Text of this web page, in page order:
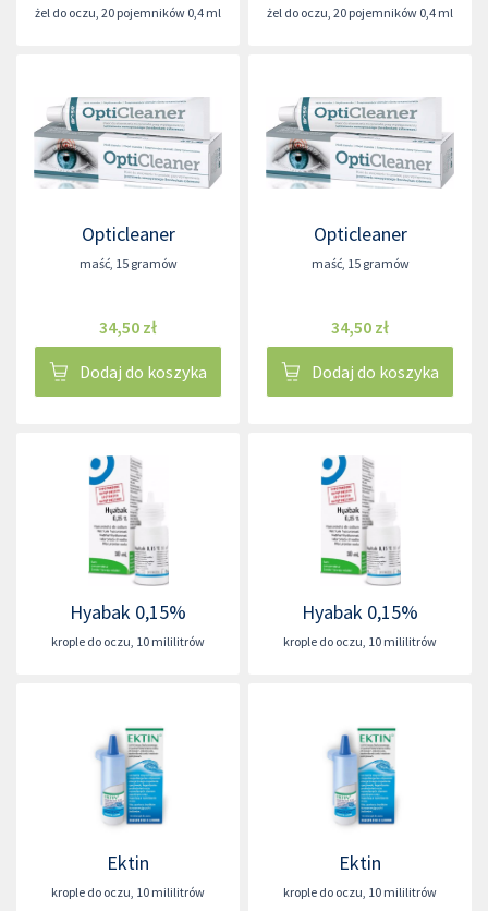
żel do oczu, 20 pojemników 0,4 ml żel do oczu, 20 pojemników 0,4 ml
Opticleaner
maść, 15 gramów
34,50 zł
Dodaj do koszyka
Opticleaner
maść, 15 gramów
34,50 zł
Dodaj do koszyka
Hyabak 0,15%
krople do oczu, 10 mililitrów
Hyabak 0,15%
krople do oczu, 10 mililitrów
Ektin
krople do oczu, 10 mililitrów
Ektin
krople do oczu, 10 mililitrów